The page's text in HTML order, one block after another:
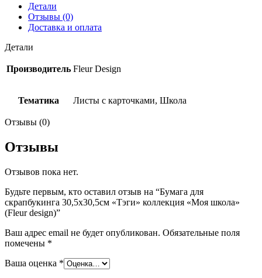
школа»
(Fleur
design)
Детали
Отзывы (0)
Доставка и оплата
Детали
Производитель Fleur Design
Тематика Листы с карточками, Школа
Отзывы (0)
Отзывы
Отзывов пока нет.
Будьте первым, кто оставил отзыв на “Бумага для
скрапбукинга 30,5х30,5см «Тэги» коллекция «Моя школа»
(Fleur design)”
Ваш адрес email не будет опубликован. Обязательные поля
помечены *
Ваша оценка *